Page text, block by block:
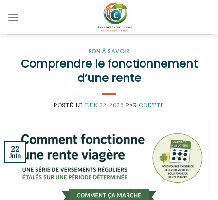
BON À SAVOIR
Comprendre le fonctionnement
d’une rente
POSTÉ LEJUIN 22, 2026 PAR ODETTE
22
Juin